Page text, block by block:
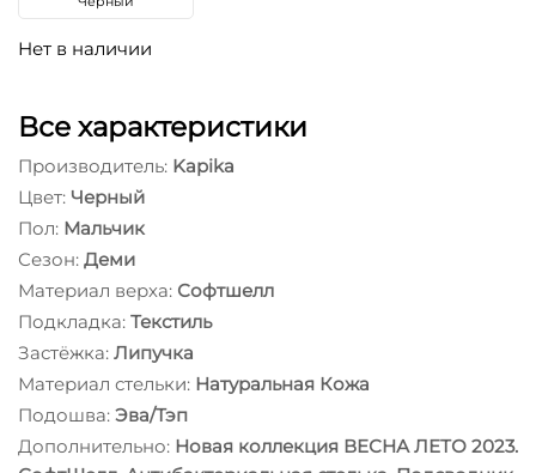
Нет в наличии
Все характеристики
Производитель: Kapika
Цвет: Черный
Пол: Мальчик
Сезон: Деми
Материал верха: Софтшелл
Подкладка: Текстиль
Застёжка: Липучка
Материал стельки: Натуральная Кожа
Подошва: Эва/Тэп
Дополнительно: Новая коллекция ВЕСНА ЛЕТО 2023.